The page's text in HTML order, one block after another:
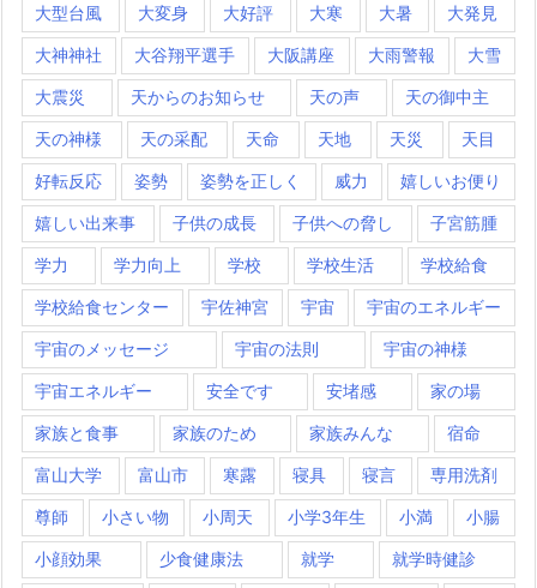
大型台風 大変身 大好評 大寒 大暑 大発見
大神神社 大谷翔平選手 大阪講座 大雨警報 大雪
大震災 天からのお知らせ 天の声 天の御中主
天の神様 天の采配 天命 天地 天災 天目
好転反応 姿勢 姿勢を正しく 威力 嬉しいお便り
嬉しい出来事 子供の成長 子供への脅し 子宮筋腫
学力 学力向上 学校 学校生活 学校給食
学校給食センター 宇佐神宮 宇宙 宇宙のエネルギー
宇宙のメッセージ 宇宙の法則 宇宙の神様
宇宙エネルギー 安全です 安堵感 家の場
家族と食事 家族のため 家族みんな 宿命
富山大学 富山市 寒露 寝具 寝言 専用洗剤
尊師 小さい物 小周天 小学3年生 小満 小腸
小顔効果 少食健康法 就学 就学時健診